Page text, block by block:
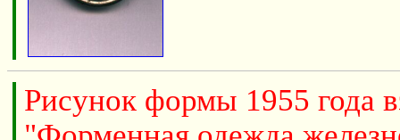
Рисунок формы 1955 года